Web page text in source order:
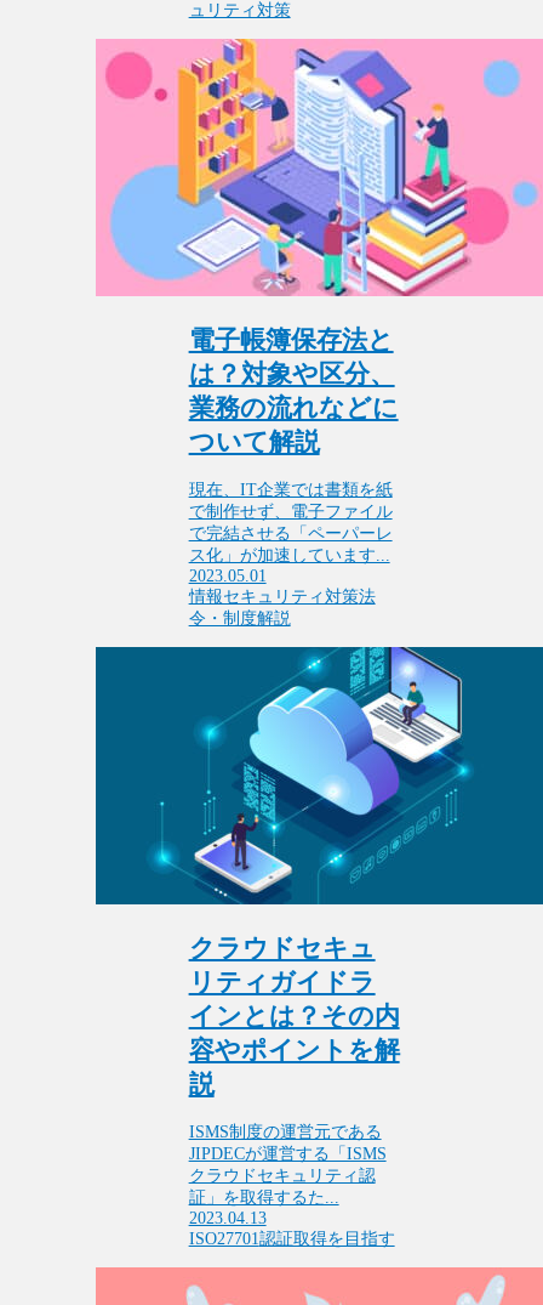
ュリティ対策
電子帳簿保存法と
は？対象や区分、
業務の流れなどに
ついて解説
現在、IT企業では書類を紙
で制作せず、電子ファイル
で完結させる「ペーパーレ
ス化」が加速しています...
2023.05.01
情報セキュリティ対策法
令・制度解説
クラウドセキュ
リティガイドラ
インとは？その内
容やポイントを解
説
ISMS制度の運営元である
JIPDECが運営する「ISMS
クラウドセキュリティ認
証」を取得するた...
2023.04.13
ISO27701認証取得を目指す